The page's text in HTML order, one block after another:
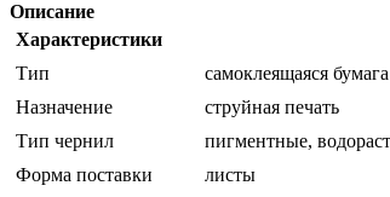
Описание
Характеристики
Тип
самоклеящаяся бумага
Назначение
струйная печать
Тип чернил
пигментные,
Форма поставки
листы